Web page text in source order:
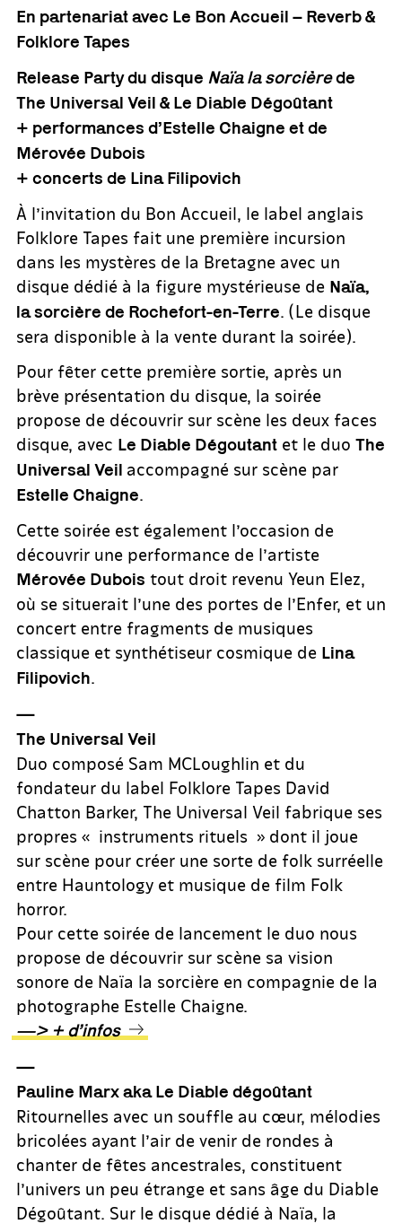
En partenariat avec Le Bon Accueil – Reverb &
Folklore Tapes
Release Party du disque Naïa la sorcièrede
The Universal Veil & Le Diable Dégoûtant
+ performances d’Estelle Chaigne et de
Mérovée Dubois
+ concerts de Lina Filipovich
À l’invitation du Bon Accueil, le label anglais
Folklore Tapes fait une première incursion
dans les mystères de la Bretagne avec un
disque dédié à la figure mystérieuse de Naïa,
la sorcière de Rochefort-en-Terre . (Le disque
sera disponible à la vente durant la soirée).
Pour fêter cette première sortie, après un
brève présentation du disque, la soirée
propose de découvrir sur scène les deux faces
disque, avec Le Diable Dégoutant et le duo The
Universal Veil accompagné sur scène par
Estelle Chaigne
Cette soirée est également l’occasion de
découvrir une performance de l’artiste
Mérovée Dubois tout droit revenu Yeun Elez,
où se situerait l’une des portes de l’Enfer, et un
concert entre fragments de musiques
classique et synthétiseur cosmique de Lina
Filipovich
—
The Universal Veil
Duo composé Sam MCLoughlin et du
fondateur du label Folklore Tapes David
Chatton Barker, The Universal Veil fabrique ses
propres « instruments rituels » dont il joue
sur scène pour créer une sorte de folk surréelle
entre Hauntology et musique de film Folk
horror.
Pour cette soirée de lancement le duo nous
propose de découvrir sur scène sa vision
sonore de Naïa la sorcière en compagnie de la
photographe Estelle Chaigne.
—> + d’infos
—
Pauline Marx aka Le Diable dégoûtant
Ritournelles avec un souffle au cœur, mélodies
bricolées ayant l’air de venir de rondes à
chanter de fêtes ancestrales, constituent
l’univers un peu étrange et sans âge du Diable
Dégoûtant. Sur le disque dédié à Naïa, la